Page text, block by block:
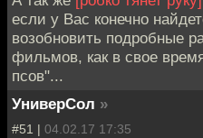
если у Вас конечно
возобновить подробные
фильмов, как в свое
псов"...
УниверСол »
#51 | 04.02.17 17:35